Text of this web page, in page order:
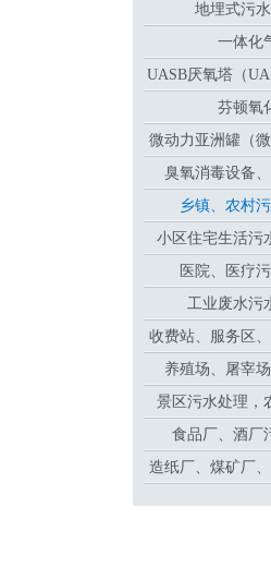
地埋式污
一体化
UASB厌氧塔（
芬顿氧
微动力亚洲罐（
理
臭氧消毒设备
乡镇、农村
小区住宅生活污
医院、医疗
工业废水污
收费站、服务区
备
养殖场、屠宰
景区污水处理，
食品厂、酒厂
造纸厂、煤矿厂